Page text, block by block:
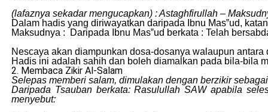
(lafaznya sekadar mengucapkan) : Astaghfirullah –
Dalam hadis yang diriwayatkan daripada Ibnu Mas‟ud,
Maksudnya : Daripada Ibnu Mas‟ud berkata : Telah
Nescaya akan diampunkan dosa-dosanya walaupun
Hadis ini adalah sahih dan boleh diamalkan pada bila-bila
2. Membaca Zikir Al-Salam
Selepas memberi salam, dimulakan dengan berzikir
Daripada Tsauban berkata: Rasulullah SAW apabila
menyebut: